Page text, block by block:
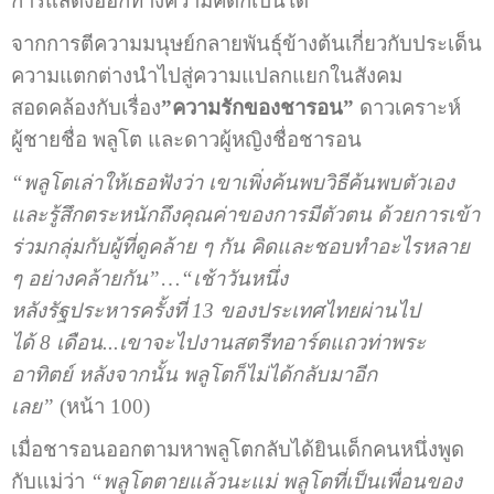
จากการตีความมนุษย์กลายพันธุ์ข้างต้นเกี่ยวกับประเด็น
ความแตกต่างนำไปสู่ความแปลกแยกในสังคม
สอดคล้องกับเรื่อง”ความรักของชารอน” ดาวเคราะห์
ผู้ชายชื่อ พลูโต และดาวผู้หญิงชื่อชารอน
“พลูโตเล่าให้เธอฟังว่า เขาเพิ่งค้นพบวิธีค้นพบตัวเอง
และรู้สึกตระหนักถึงคุณค่าของการมีตัวตน ด้วยการเข้า
ร่วมกลุ่มกับผู้ที่ดูคล้าย ๆ กัน คิดและชอบทำอะไรหลาย
ๆ อย่างคล้ายกัน”…“เช้าวันหนึ่ง
หลังรัฐประหารครั้งที่ 13 ของประเทศไทยผ่านไป
ได้ 8 เดือน...เขาจะไปงานสตรีทอาร์ตแถวท่าพระ
อาทิตย์ หลังจากนั้น พลูโตก็ไม่ได้กลับมาอีก
เลย” (หน้า 100)
เมื่อชารอนออกตามหาพลูโตกลับได้ยินเด็กคนหนึ่งพูด
กับแม่ว่า “พลูโตตายแล้วนะแม่ พลูโตที่เป็นเพื่อนของ